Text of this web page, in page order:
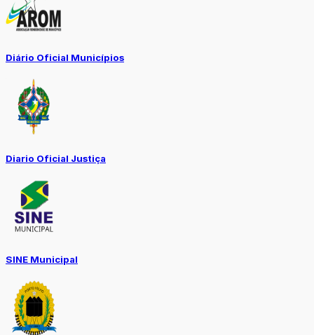
Diário Oficial Municípios
Diario Oficial Justiça
SINE Municipal